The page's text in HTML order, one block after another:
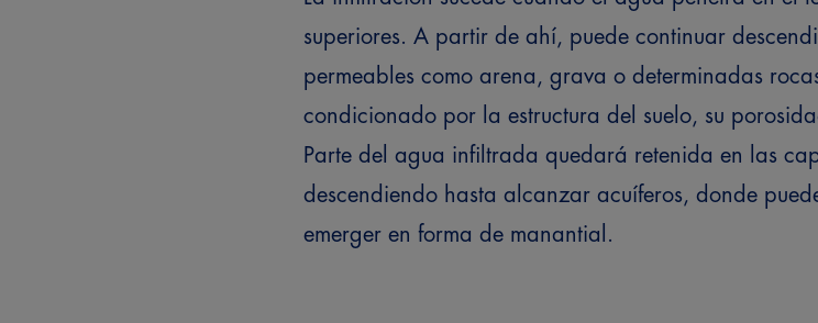
superiores. A partir de ahí, puede continuar
permeables como arena, grava o determinadas
condicionado por la estructura del suelo, su
Parte del agua infiltrada quedará retenida en las
descendiendo hasta alcanzar acuíferos, donde
emerger en forma de manantial.